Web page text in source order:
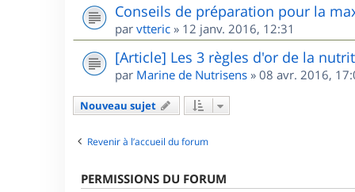
Conseils de préparation pour la
par vtteric » 12 janv. 2016, 12:31
[Article] Les 3 règles d'or de la
par Marine de Nutrisens » 08 avr. 2016,
Nouveau sujet
Revenir à l’accueil du forum
PERMISSIONS DU FORUM